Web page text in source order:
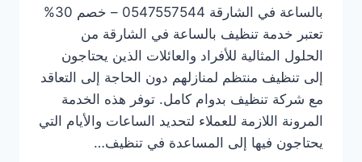
بالساعة في الشارقة 0547557544 – خصم 30%
تعتبر خدمة تنظيف بالساعة في الشارقة من
الحلول المثالية للأفراد والعائلات الذين يحتاجون
إلى تنظيف منتظم لمنازلهم دون الحاجة إلى التعاقد
مع شركة تنظيف بدوام كامل. توفر هذه الخدمة
المرونة اللازمة للعملاء لتحديد الساعات والأيام التي
يحتاجون فيها إلى المساعدة في تنظيف…